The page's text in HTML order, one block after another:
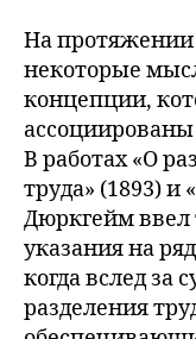
На протяжении
некоторые
концепции,
В работах «О
труда» (1893) и
Дюркгейм ввел
указания на
когда вслед за
разделения